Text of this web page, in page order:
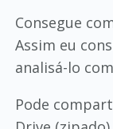
Consegue
Assim eu
analisá-lo
Pode